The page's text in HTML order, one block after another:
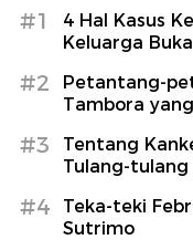
#1
4 Hal Kasus
Keluarga
#2
Petantang-
Tambora
#3
Tentang
Tulang-tulang
#4
Teka-teki
Sutrimo